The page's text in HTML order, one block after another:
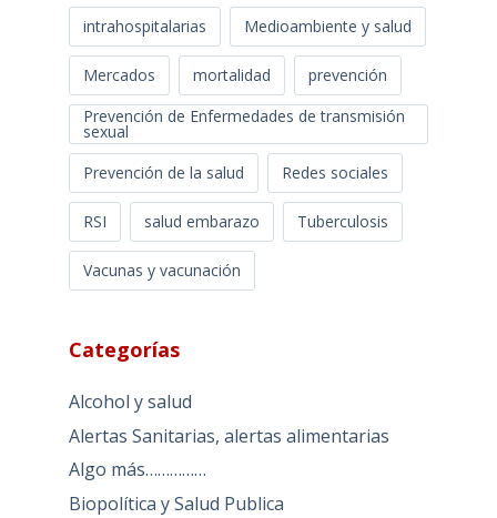
intrahospitalarias Medioambiente y salud
Mercados mortalidad
prevención
Prevención de Enfermedades de transmisión
sexual
Prevención de la salud
Redes sociales
RSI salud embarazo Tuberculosis
Vacunas y vacunación
Categorías
Alcohol y salud
Alertas Sanitarias, alertas alimentarias
Algo más……………
Biopolítica y Salud Publica